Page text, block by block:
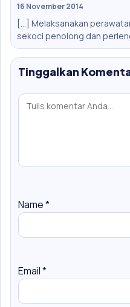
16 November 2014
[…] Melaksanakan
sekoci penolong dan
Tinggalkan
Name*
Email*